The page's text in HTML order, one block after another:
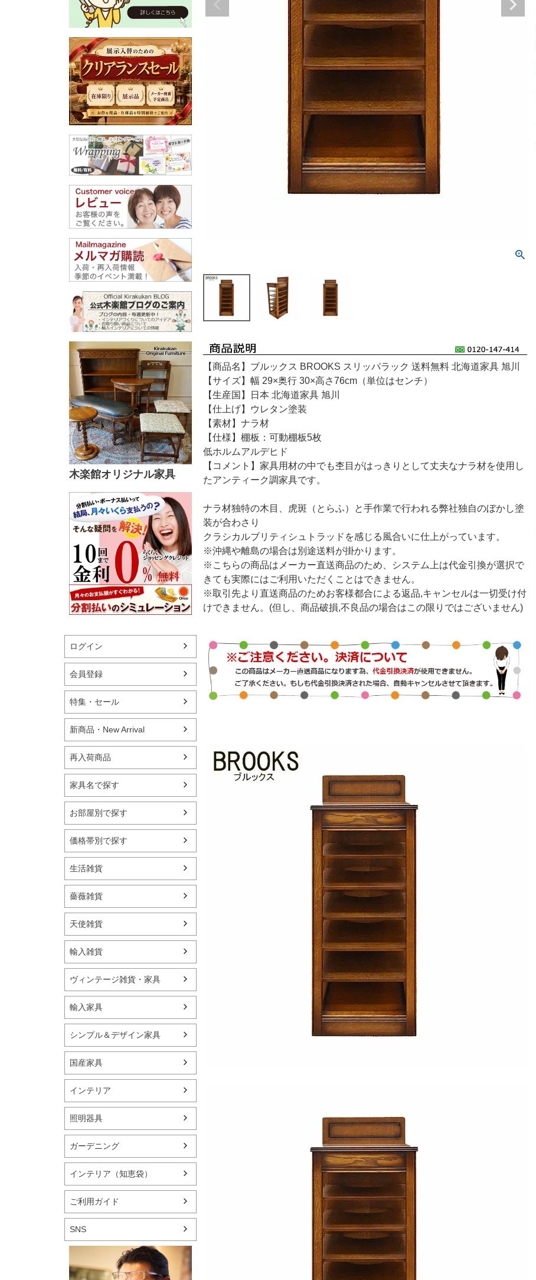
木楽館オリジナル家具
ログイン
会員登録
特集・セール
新商品・New Arrival
再入荷商品
家具名で探す
お部屋別で探す
価格帯別で探す
生活雑貨
薔薇雑貨
天使雑貨
輸入雑貨
ヴィンテージ雑貨・家具
輸入家具
シンプル＆デザイン家具
国産家具
インテリア
照明器具
ガーデニング
インテリア（知恵袋）
ご利用ガイド
SNS
【商品名】ブルックス BROOKS スリッパラック 送料無料 北海道家具 旭川
【サイズ】幅 29×奥行 30×高さ76cm（単位はセンチ）
【生産国】日本 北海道家具 旭川
【仕上げ】ウレタン塗装
【素材】ナラ材
【仕様】棚板：可動棚板5枚
低ホルムアルデヒド
【コメント】家具用材の中でも杢目がはっきりとして丈夫なナラ材を使用し
たアンティーク調家具です。
ナラ材独特の木目、虎斑（とらふ）と手作業で行われる弊社独自のぼかし塗
装が合わさり
クラシカルブリティシュトラッドを感じる風合いに仕上がっています。
※沖縄や離島の場合は別途送料が掛かります。
※こちらの商品はメーカー直送商品のため、システム上は代金引換が選択で
きても実際にはご利用いただくことはできません。
※取引先より直送商品のためお客様都合による返品,キャンセルは一切受け付
けできません。(但し、商品破損,不良品の場合はこの限りではございません)